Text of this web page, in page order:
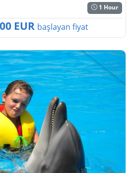
1 Hour
EUR başlayan fiyat